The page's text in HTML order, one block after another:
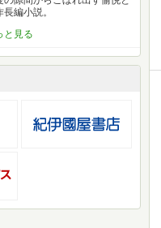
編小説。
と見る